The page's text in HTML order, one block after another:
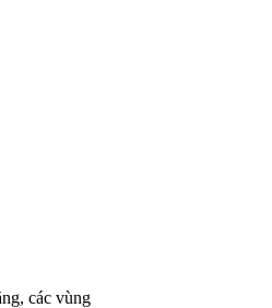
các vùng